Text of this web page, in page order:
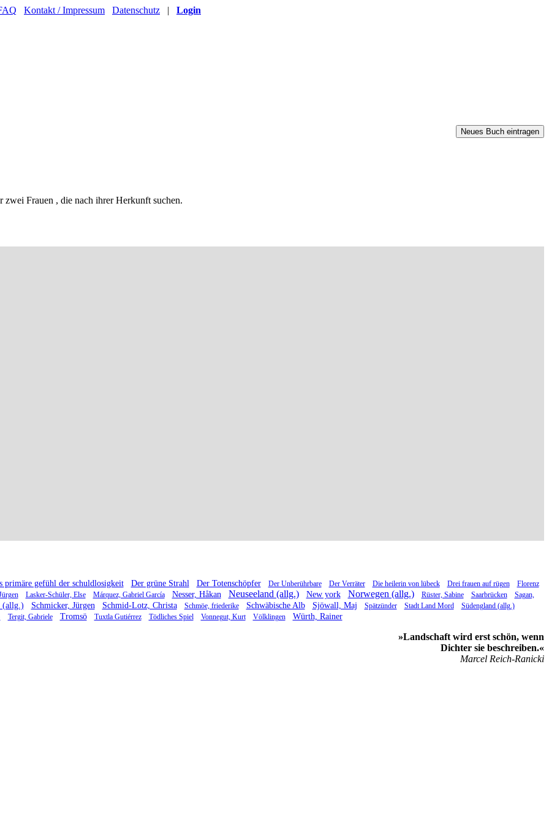
Kontakt / Impressum Datenschutz | Login
Frauen , die nach ihrer Herkunft suchen.
primäre gefühl der schuldlosigkeit Der grüne Strahl Der Totenschöpfer Der Unberührbare Der Verräter Die heilerin von lübeck Drei frauen auf rügen
Florenz
Lasker-Schüler, Else Márquez, Gabriel García Nesser, Håkan Neuseeland (allg.) New york Norwegen (allg.) Rüster, Sabine Saarbrücken Sagan,
(allg.) Schmicker, Jürgen Schmid-Lotz, Christa Schmöe, friederike Schwäbische Alb Sjöwall, Maj Spätzünder Stadt Land Mord Südengland (allg.)
Tergit, Gabriele Tromsö Tuxtla Gutiérrez Tödliches Spiel Vonnegut, Kurt Völklingen Würth, Rainer
»Landschaft wird erst schön, wenn
Dichter sie beschreiben.«
Marcel Reich-Ranicki